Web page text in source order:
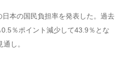
本の国民負担率を発表した。過去
％ポイント減少して43.9％とな
し。